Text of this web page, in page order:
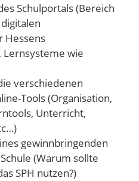
Schulportals (Bereich
Hessens
Lernsysteme wie
verschiedenen
Tools (Organisation,
Unterricht,
gewinnbringenden
(Warum sollte
SPH nutzen?)